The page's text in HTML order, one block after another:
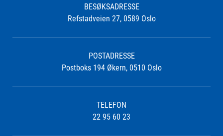
BESØKSADRESSE
Refstadveien 27, 0589 Oslo
POSTADRESSE
Postboks 194 Økern, 0510 Oslo
TELEFON
22 95 60 23